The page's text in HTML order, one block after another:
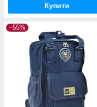
Купити
–55%